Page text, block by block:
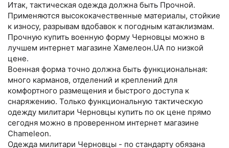
Итак, тактическая одежда должна быть Прочной.
Применяются высококачественные материалы, стойкие
к износу, разрывам вдобавок к погодным катаклизмам.
Прочную купить военную форму Черновцы можно в
лучшем интернет магазине Хамелеон.UA по низкой
цене.
Военная форма точно должна быть функциональная:
много карманов, отделений и креплений для
комфортного размещения и быстрого доступа к
снаряжению. Только функциональную тактическую
одежду милитари Черновцы купить по ок цене прямо
сегодня можно в проверенном интернет магазине
Chameleon.
Одежда милитари Черновцы - по стандарту обязана